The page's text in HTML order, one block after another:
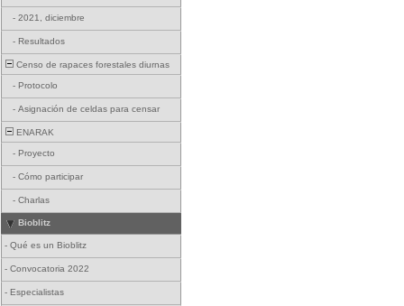
- 2021, diciembre
- Resultados
Censo de rapaces forestales diurnas
- Protocolo
- Asignación de celdas para censar
ENARAK
- Proyecto
- Cómo participar
- Charlas
Bioblitz
- Qué es un Bioblitz
- Convocatoria 2022
- Especialistas